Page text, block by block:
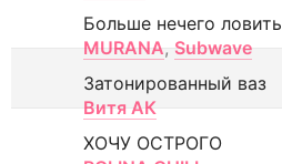
Больше нечего ловить
MURANA, Subwave
Затонированный ваз
Витя АК
ХОЧУ ОСТРОГО